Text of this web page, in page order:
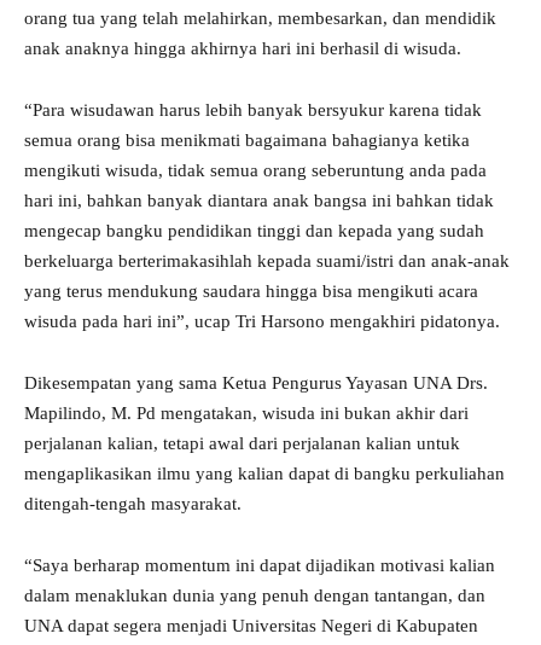
orang tua yang telah melahirkan, membesarkan, dan mendidik
anak anaknya hingga akhirnya hari ini berhasil di wisuda.
“Para wisudawan harus lebih banyak bersyukur karena tidak
semua orang bisa menikmati bagaimana bahagianya ketika
mengikuti wisuda, tidak semua orang seberuntung anda pada
hari ini, bahkan banyak diantara anak bangsa ini bahkan tidak
mengecap bangku pendidikan tinggi dan kepada yang sudah
berkeluarga berterimakasihlah kepada suami/istri dan anak-anak
yang terus mendukung saudara hingga bisa mengikuti acara
wisuda pada hari ini”, ucap Tri Harsono mengakhiri pidatonya.
Dikesempatan yang sama Ketua Pengurus Yayasan UNA Drs.
Mapilindo, M. Pd mengatakan, wisuda ini bukan akhir dari
perjalanan kalian, tetapi awal dari perjalanan kalian untuk
mengaplikasikan ilmu yang kalian dapat di bangku perkuliahan
ditengah-tengah masyarakat.
“Saya berharap momentum ini dapat dijadikan motivasi kalian
dalam menaklukan dunia yang penuh dengan tantangan, dan
UNA dapat segera menjadi Universitas Negeri di Kabupaten